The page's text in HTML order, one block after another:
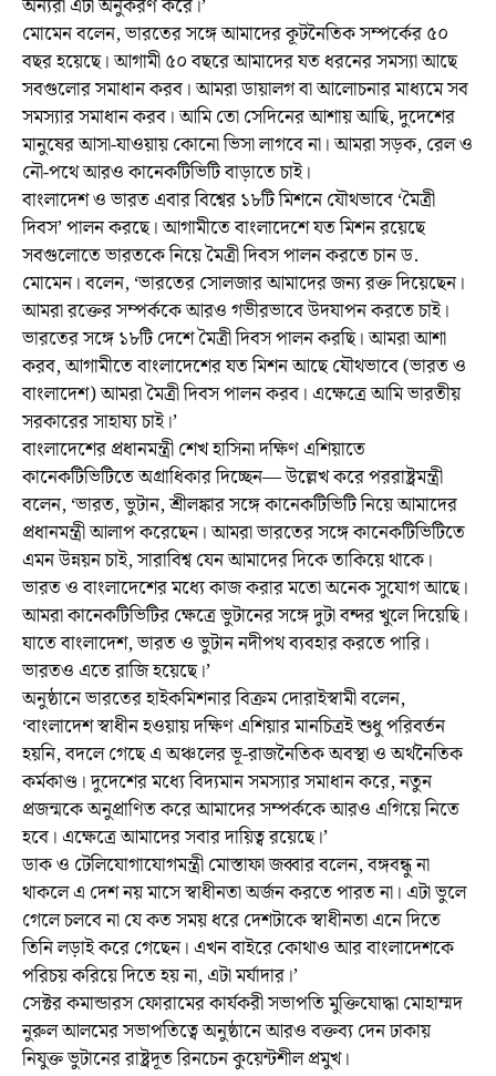
অন্যরা এটা অনুকরণ করে।’
মোমেন বলেন, ভারতের সঙ্গে আমাদের কূটনৈতিক সম্পর্কের ৫০
বছর হয়েছে। আগামী ৫০ বছরে আমাদের যত ধরনের সমস্যা আছে
সবগুলোর সমাধান করব। আমরা ডায়ালগ বা আলোচনার মাধ্যমে সব
সমস্যার সমাধান করব। আমি তো সেদিনের আশায় আছি, দুদেশের
মানুষের আসা-যাওয়ায় কোনো ভিসা লাগবে না। আমরা সড়ক, রেল ও
নৌ-পথে আরও কানেকটিভিটি বাড়াতে চাই।
বাংলাদেশ ও ভারত এবার বিশ্বের ১৮টি মিশনে যৌথভাবে ‘মৈত্রী
দিবস’ পালন করছে। আগামীতে বাংলাদেশে যত মিশন রয়েছে
সবগুলোতে ভারতকে নিয়ে মৈত্রী দিবস পালন করতে চান ড.
মোমেন। বলেন, ‘ভারতের সোলজার আমাদের জন্য রক্ত দিয়েছেন।
আমরা রক্তের সম্পর্ককে আরও গভীরভাবে উদযাপন করতে চাই।
ভারতের সঙ্গে ১৮টি দেশে মৈত্রী দিবস পালন করছি। আমরা আশা
করব, আগামীতে বাংলাদেশের যত মিশন আছে যৌথভাবে (ভারত ও
বাংলাদেশ) আমরা মৈত্রী দিবস পালন করব। এক্ষেত্রে আমি ভারতীয়
সরকারের সাহায্য চাই।’
বাংলাদেশের প্রধানমন্ত্রী শেখ হাসিনা দক্ষিণ এশিয়াতে
কানেকটিভিটিতে অগ্রাধিকার দিচ্ছেন— উল্লেখ করে পররাষ্ট্রমন্ত্রী
বলেন, ‘ভারত, ভুটান, শ্রীলঙ্কার সঙ্গে কানেকটিভিটি নিয়ে আমাদের
প্রধানমন্ত্রী আলাপ করেছেন। আমরা ভারতের সঙ্গে কানেকটিভিটিতে
এমন উন্নয়ন চাই, সারাবিশ্ব যেন আমাদের দিকে তাকিয়ে থাকে।
ভারত ও বাংলাদেশের মধ্যে কাজ করার মতো অনেক সুযোগ আছে।
আমরা কানেকটিভিটির ক্ষেত্রে ভুটানের সঙ্গে দুটা বন্দর খুলে দিয়েছি।
যাতে বাংলাদেশ, ভারত ও ভুটান নদীপথ ব্যবহার করতে পারি।
ভারতও এতে রাজি হয়েছে।’
অনুষ্ঠানে ভারতের হাইকমিশনার বিক্রম দোরাইস্বামী বলেন,
‘বাংলাদেশ স্বাধীন হওয়ায় দক্ষিণ এশিয়ার মানচিত্রই শুধু পরিবর্তন
হয়নি, বদলে গেছে এ অঞ্চলের ভূ-রাজনৈতিক অবস্থা ও অর্থনৈতিক
কর্মকাণ্ড। দুদেশের মধ্যে বিদ্যমান সমস্যার সমাধান করে, নতুন
প্রজন্মকে অনুপ্রাণিত করে আমাদের সম্পর্ককে আরও এগিয়ে নিতে
হবে। এক্ষেত্রে আমাদের সবার দায়িত্ব রয়েছে।’
ডাক ও টেলিযোগাযোগমন্ত্রী মোস্তাফা জব্বার বলেন, বঙ্গবন্ধু না
থাকলে এ দেশ নয় মাসে স্বাধীনতা অর্জন করতে পারত না। এটা ভুলে
গেলে চলবে না যে কত সময় ধরে দেশটাকে স্বাধীনতা এনে দিতে
তিনি লড়াই করে গেছেন। এখন বাইরে কোথাও আর বাংলাদেশকে
পরিচয় করিয়ে দিতে হয় না, এটা মর্যাদার।’
সেক্টর কমান্ডারস ফোরামের কার্যকরী সভাপতি মুক্তিযোদ্ধা মোহাম্মদ
নুরুল আলমের সভাপতিত্বে অনুষ্ঠানে আরও বক্তব্য দেন ঢাকায়
নিযুক্ত ভুটানের রাষ্ট্রদূত রিনচেন কুয়েন্টশীল প্রমুখ।